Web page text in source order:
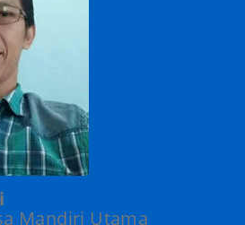
Mandiri Utama